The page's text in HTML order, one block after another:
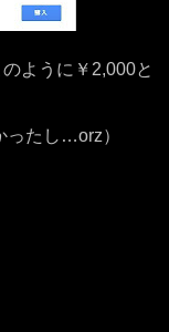
ように￥2,000と
ったし…orz）